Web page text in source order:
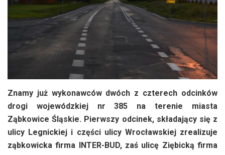
Znamy już wykonawców dwóch z czterech odcinków
drogi wojewódzkiej nr 385 na terenie miasta
Ząbkowice Śląskie. Pierwszy odcinek, składający się z
ulicy Legnickiej i części ulicy Wrocławskiej zrealizuje
ząbkowicka firma INTER-BUD, zaś ulicę Ziębicką firma